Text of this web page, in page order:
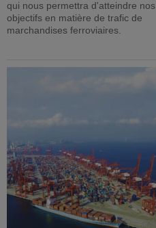
qui nous permettra d'atteindre nos
objectifs en matière de trafic de
marchandises ferroviaires.